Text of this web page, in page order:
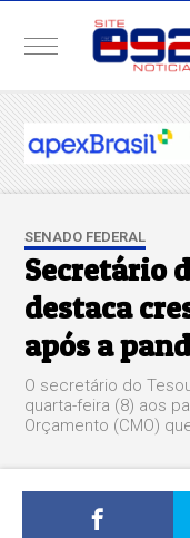
SENADO FEDERAL
Secretário
destaca
após a
O secretário do
quarta-feira (8) aos
Orçamento (CMO)